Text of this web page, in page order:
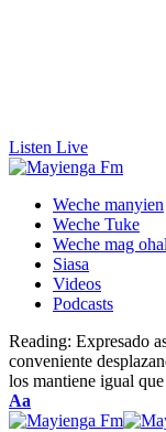
Listen Live
Weche manyien
Weche Tuke
Weche mag
Siasa
Videos
Podcasts
Reading: Expresado
conveniente
los mantiene igual
Font
Resizer
Aa